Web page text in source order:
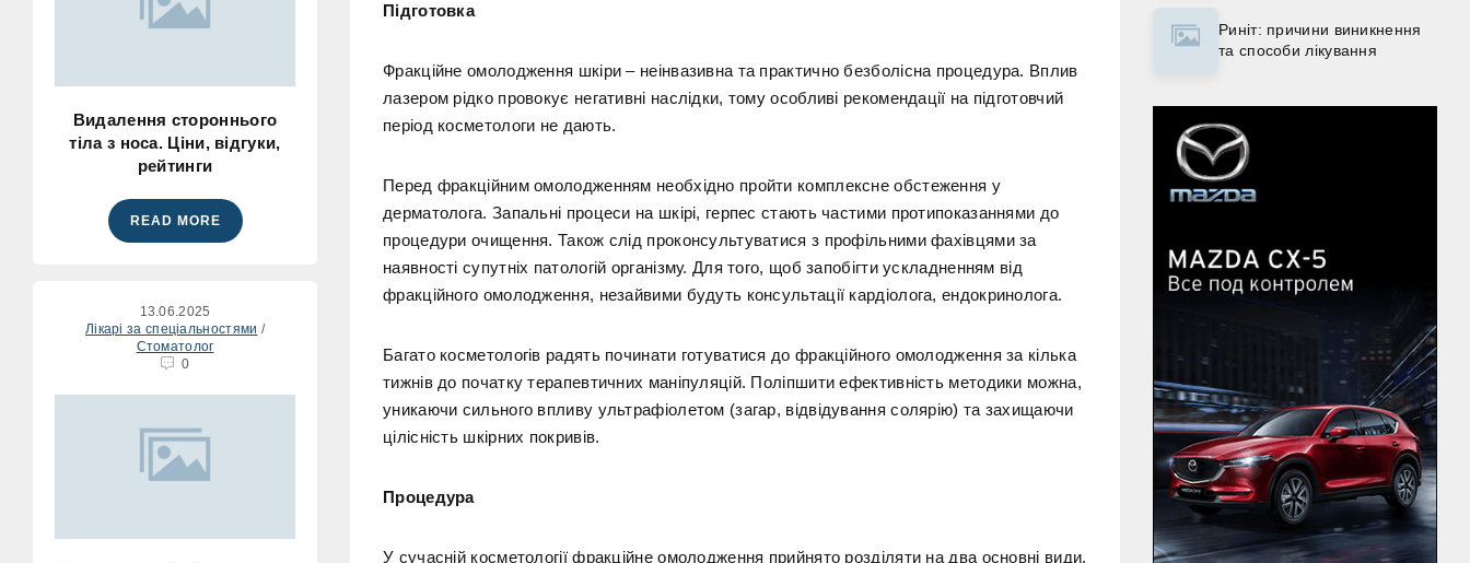
Видалення стороннього
тіла з носа. Ціни, відгуки,
рейтинги
READ MORE
13.06.2025
Лікарі за спеціальностями /
Стоматолог
0
Підготовка
Фракційне омолодження шкіри – неінвазивна та практично безболісна процедура. Вплив
лазером рідко провокує негативні наслідки, тому особливі рекомендації на підготовчий
період косметологи не дають.
Перед фракційним омолодженням необхідно пройти комплексне обстеження у
дерматолога. Запальні процеси на шкірі, герпес стають частими протипоказаннями до
процедури очищення. Також слід проконсультуватися з профільними фахівцями за
наявності супутніх патологій організму. Для того, щоб запобігти ускладненням від
фракційного омолодження, незайвими будуть консультації кардіолога, ендокринолога.
Багато косметологів радять починати готуватися до фракційного омолодження за кілька
тижнів до початку терапевтичних маніпуляцій. Поліпшити ефективність методики можна,
уникаючи сильного впливу ультрафіолетом (загар, відвідування солярію) та захищаючи
цілісність шкірних покривів.
Процедура
У сучасній косметології фракційне омолодження прийнято розділяти на два основні види.
Риніт: причини виникнення
та способи лікування